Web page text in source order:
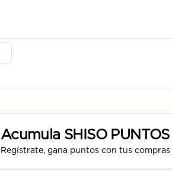
Acumula SHISO PUNTOS
Regístrate, gana puntos con tus